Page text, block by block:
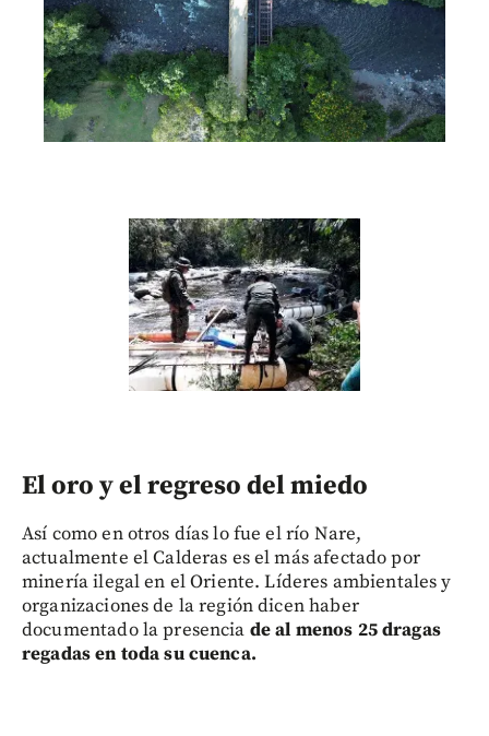
El oro y el regreso del miedo
Así como en otros días lo fue el río Nare,
actualmente el Calderas es el más afectado por
minería ilegal en el Oriente. Líderes ambientales y
organizaciones de la región dicen haber
documentado la presencia de al menos 25 dragas
regadas en toda su cuenca.